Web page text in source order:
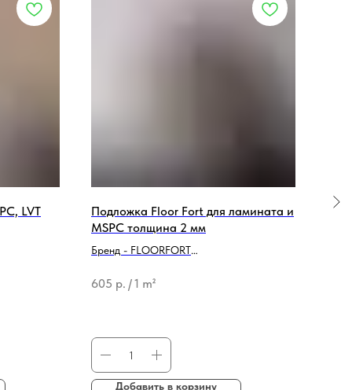
LVT
Подложка Floor Fort для ламината и
MSPC толщина 2 мм
Бренд - FLOORFORT
605 р. /1 m²
Добавить в корзину